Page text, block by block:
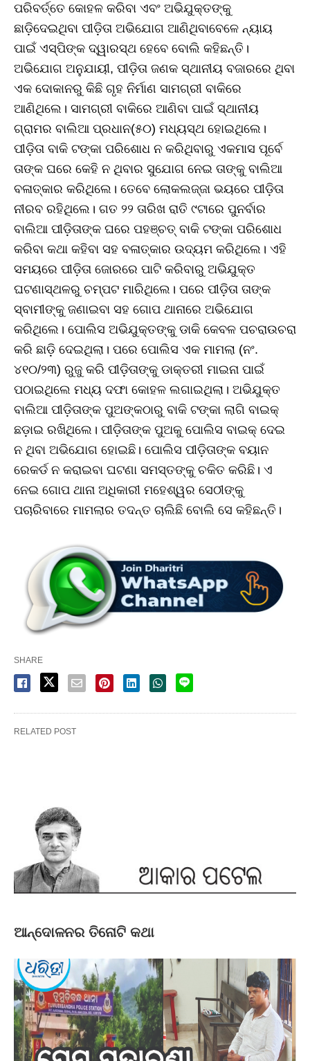
ପରିବର୍ତ୍ତେ କୋହଳ କରିବା ଏବଂ ଅଭିଯୁକ୍ତଙ୍କୁ
ଛାଡ଼ିଦେଇଥିବା ପୀଡ଼ିତା ଅଭିଯୋଗ ଆଣିଥିବାବେଳେ ନ୍ୟାୟ
ପାଇଁ ଏସ୍‌ପିଙ୍କ ଦ୍ୱାରସ୍ଥ ହେବେ ବୋଲି କହିଛନ୍ତି।
ଅଭିଯୋଗ ଅନୁଯାୟୀ, ପୀଡ଼ିତା ଜଣକ ସ୍ଥାନୀୟ ବଜାରରେ ଥିବା
ଏକ ଦୋକାନରୁ କିଛି ଗୃହ ନିର୍ମାଣ ସାମଗ୍ରୀ ବାକିରେ
ଆଣିଥିଲେ। ସାମଗ୍ରୀ ବାକିରେ ଆଣିବା ପାଇଁ ସ୍ଥାନୀୟ
ଗ୍ରାମର ବାଲିଆ ପ୍ରଧାନ(୫୦) ମଧ୍ୟସ୍ଥ ହୋଇଥିଲେ।
ପୀଡ଼ିତା ବାକି ଟଙ୍କା ପରିଶୋଧ ନ କରିଥିବାରୁ ଏକମାସ ପୂର୍ବେ
ତାଙ୍କ ଘରେ କେହି ନ ଥିବାର ସୁଯୋଗ ନେଇ ତାଙ୍କୁ ବାଲିଆ
ବଳାତ୍କାର କରିଥିଲେ। ତେବେ ଲୋକଲଜ୍ଜା ଭୟରେ ପୀଡ଼ିତା
ନୀରବ ରହିଥିଲେ। ଗତ ୨୨ ତାରିଖ ରାତି ୯ଟାରେ ପୁନର୍ବାର
ବାଲିଆ ପୀଡ଼ିତାଙ୍କ ଘରେ ପହଞ୍ଚତ୍ ବାକି ଟଙ୍କା ପରିଶୋଧ
କରିବା କଥା କହିବା ସହ ବଳାତ୍କାର ଉଦ୍ୟମ କରିଥିଲେ। ଏହି
ସମୟରେ ପୀଡ଼ିତା ଜୋରରେ ପାଟି କରିବାରୁ ଅଭିଯୁକ୍ତ
ଘଟଣାସ୍ଥଳରୁ ଚମ୍ପଟ ମାରିଥିଲେ। ପରେ ପୀଡ଼ିତା ତାଙ୍କ
ସ୍ବାମୀଙ୍କୁ ଜଣାଇବା ସହ ଗୋପ ଥାନାରେ ଅଭିଯୋଗ
କରିଥିଲେ। ପୋଲିସ ଅଭିଯୁକ୍ତଙ୍କୁ ଡାକି କେବଳ ପଚରାଉଚରା
କରି ଛାଡ଼ି ଦେଇଥିଲା। ପରେ ପୋଲିସ ଏକ ମାମଲା (ନଂ.
୪୧୦/୨୩) ରୁଜୁ କରି ପୀଡ଼ିତାଙ୍କୁ ଡାକ୍ତରୀ ମାଇନା ପାଇଁ
ପଠାଇଥିଲେ ମଧ୍ୟ ଦଫା କୋହଳ ଲଗାଇଥିଲା। ଅଭିଯୁକ୍ତ
ବାଲିଆ ପୀଡ଼ିତାଙ୍କ ପୁଅଙ୍କଠାରୁ ବାକି ଟଙ୍କା ଲାଗି ବାଇକ୍‌
ଛଡ଼ାଇ ରଖିଥିଲେ। ପୀଡ଼ିତାଙ୍କ ପୁଅକୁ ପୋଲିସ ବାଇକ୍‌ ଦେଇ
ନ ଥିବା ଅଭିଯୋଗ ହୋଇଛି। ପୋଲିସ ପୀଡ଼ିତାଙ୍କ ବୟାନ
ରେକର୍ଡ ନ କରାଇବା ଘଟଣା ସମସ୍ତଙ୍କୁ ଚକିତ କରିଛି। ଏ
ନେଇ ଗୋପ ଥାନା ଅଧିକାରୀ ମହେଶ୍ୱର ସେଠୀଙ୍କୁ
ପଚାରିବାରେ ମାମଲାର ତଦନ୍ତ ଚାଲିଛି ବୋଲି ସେ କହିଛନ୍ତି।
SHARE
RELATED POST
ଆନ୍ଦୋଳନର ତିନୋଟି କଥା